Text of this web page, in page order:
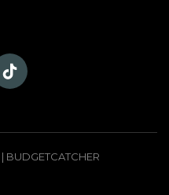
| BUDGETCATCHER